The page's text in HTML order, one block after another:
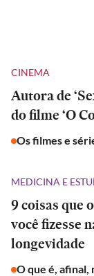
CINEMA
Autora de
do filme ‘O
Os filmes e
MEDICINA E
9 coisas que
você fizesse
longevidade
O que é, afinal,